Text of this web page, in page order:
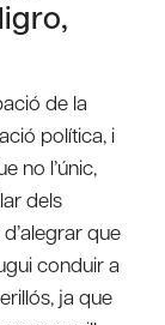
de la
política, i
no l’únic,
dels
que
conduir a
ja que